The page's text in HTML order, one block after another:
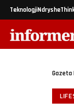
TeknologjiNdryshe